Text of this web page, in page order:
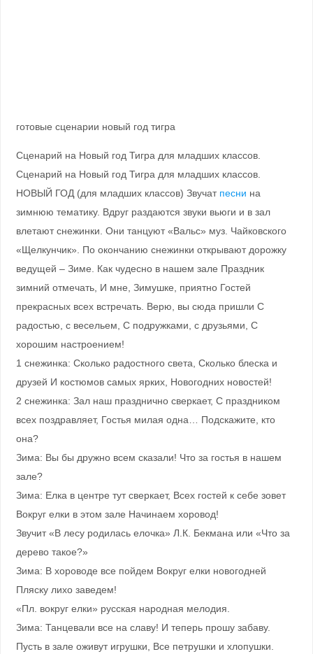
готовые сценарии новый год тигра
Сценарий на Новый год Тигра для младших классов.
Сценарий на Новый год Тигра для младших классов.
НОВЫЙ ГОД (для младших классов) Звучат песни на
зимнюю тематику. Вдруг раздаются звуки вьюги и в зал
влетают снежинки. Они танцуют «Вальс» муз. Чайковского
«Щелкунчик». По окончанию снежинки открывают дорожку
ведущей – Зиме. Как чудесно в нашем зале Праздник
зимний отмечать, И мне, Зимушке, приятно Гостей
прекрасных всех встречать. Верю, вы сюда пришли С
радостью, с весельем, С подружками, с друзьями, С
хорошим настроением!
1 снежинка: Сколько радостного света, Сколько блеска и
друзей И костюмов самых ярких, Новогодних новостей!
2 снежинка: Зал наш празднично сверкает, С праздником
всех поздравляет, Гостья милая одна… Подскажите, кто
она?
Зима: Вы бы дружно всем сказали! Что за гостья в нашем
зале?
Зима: Елка в центре тут сверкает, Всех гостей к себе зовет
Вокруг елки в этом зале Начинаем хоровод!
Звучит «В лесу родилась елочка» Л.К. Бекмана или «Что за
дерево такое?»
Зима: В хороводе все пойдем Вокруг елки новогодней
Пляску лихо заведем!
«Пл. вокруг елки» русская народная мелодия.
Зима: Танцевали все на славу! И теперь прошу забаву.
Пусть в зале оживут игрушки, Все петрушки и хлопушки.